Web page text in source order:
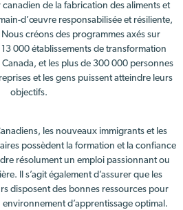
de la fabrication des aliments et
d’œuvre responsabilisée et résiliente,
créons des programmes axés sur
000 établissements de transformation
et les plus de 300 000 personnes
et les gens puissent atteindre leurs
objectifs.
les nouveaux immigrants et les
possèdent la formation et la confiance
résolument un emploi passionnant ou
Il s’agit également d’assurer que les
disposent des bonnes ressources pour
d’apprentissage optimal.